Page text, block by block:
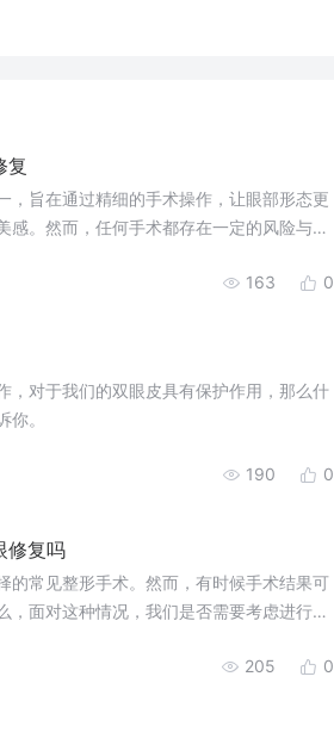
复
，旨在通过精细的手术操作，让眼部形态更
。然而，任何手术都存在一定的风险与不
预期。面对这种情况，许多患者会考虑进
手术后需要等待多久才能进行修复呢？这背
163 0
，对于我们的双眼皮具有保护作用，那么什
。
190 0
修复吗
的常见整形手术。然而，有时候手术结果可
面对这种情况，我们是否需要考虑进行眼
205 0